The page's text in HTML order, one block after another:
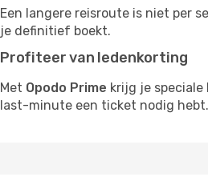
Een langere reisroute is niet per
je definitief boekt.
Profiteer van ledenkorting
Met Opodo Prime krijg je
last-minute een ticket nodig hebt.